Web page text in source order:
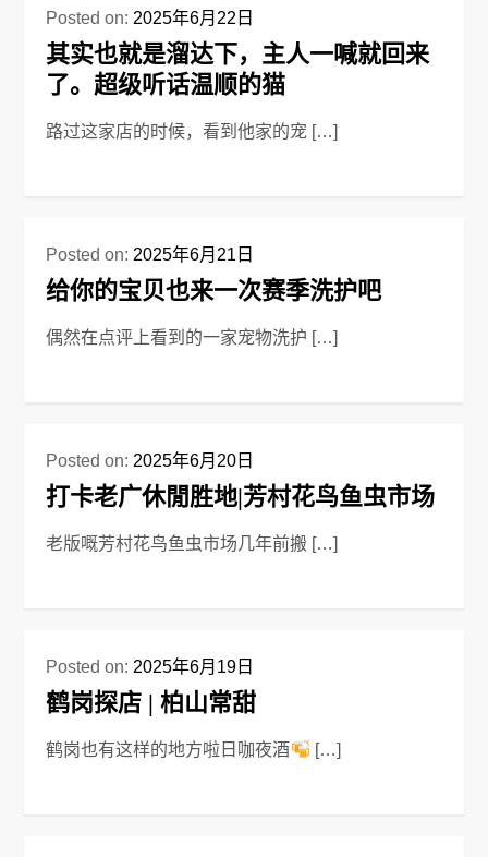
Posted on: 2025年6月22日
其实也就是溜达下，主人一喊就回来
了。超级听话温顺的猫
路过这家店的时候，看到他家的宠 […]
Posted on: 2025年6月21日
给你的宝贝也来一次赛季洗护吧
偶然在点评上看到的一家宠物洗护 […]
Posted on: 2025年6月20日
打卡老广休閒胜地|芳村花鸟鱼虫市场
老版嘅芳村花鸟鱼虫市场几年前搬 […]
Posted on: 2025年6月19日
鹤岗探店 | 柏山常甜
鹤岗也有这样的地方啦日咖夜酒 […]